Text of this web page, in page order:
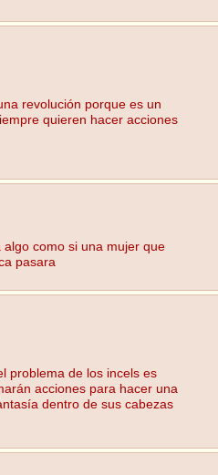
revolución porque es un
quieren hacer acciones
como si una mujer que
pasara
problema de los incels es
acciones para hacer una
dentro de sus cabezas